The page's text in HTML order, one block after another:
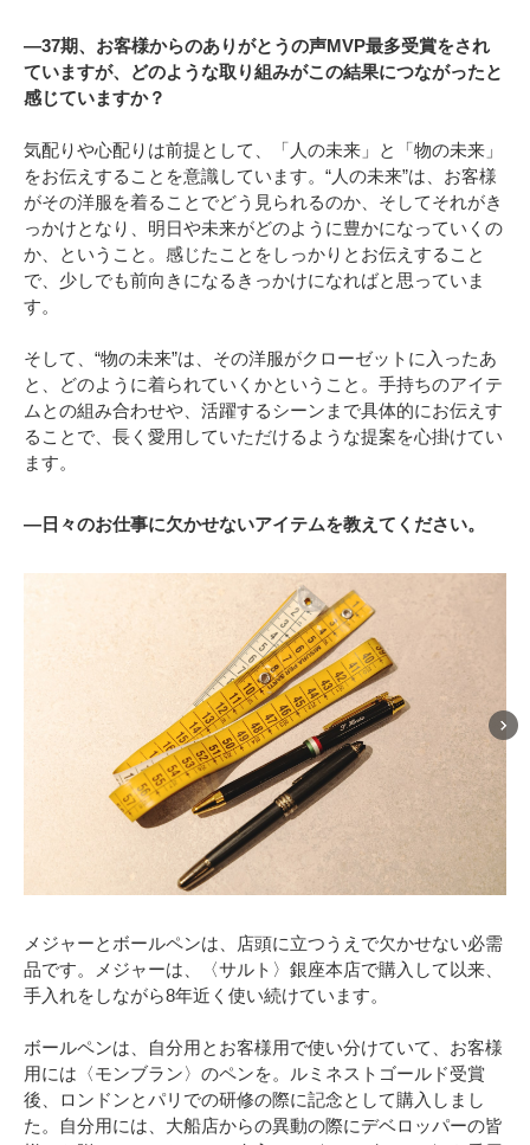
―37期、お客様からのありがとうの声MVP最多受賞をされ
ていますが、どのような取り組みがこの結果につながったと
感じていますか？
気配りや心配りは前提として、「人の未来」と「物の未来」
をお伝えすることを意識しています。“人の未来”は、お客様
がその洋服を着ることでどう見られるのか、そしてそれがき
っかけとなり、明日や未来がどのように豊かになっていくの
か、ということ。感じたことをしっかりとお伝えすること
で、少しでも前向きになるきっかけになればと思っていま
す。
そして、“物の未来”は、その洋服がクローゼットに入ったあ
と、どのように着られていくかということ。手持ちのアイテ
ムとの組み合わせや、活躍するシーンまで具体的にお伝えす
ることで、長く愛用していただけるような提案を心掛けてい
ます。
―日々のお仕事に欠かせないアイテムを教えてください。
メジャーとボールペンは、店頭に立つうえで欠かせない必需
品です。メジャーは、〈サルト〉銀座本店で購入して以来、
手入れをしながら8年近く使い続けています。
ボールペンは、自分用とお客様用で使い分けていて、お客様
用には〈モンブラン〉のペンを。ルミネストゴールド受賞
後、ロンドンとパリでの研修の際に記念として購入しまし
た。自分用には、大船店からの異動の際にデベロッパーの皆